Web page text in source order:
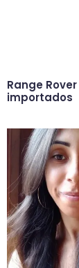
Range
importados